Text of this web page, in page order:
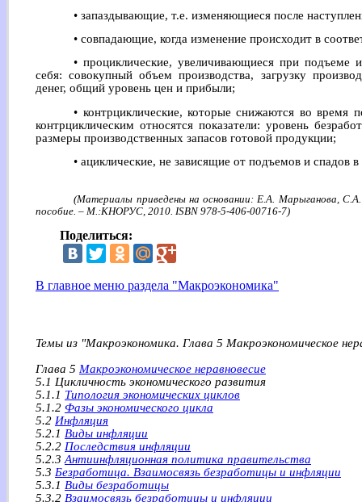
• запаздывающие, т.е. изменяющиеся после
• совпадающие, когда изменение происходит в
• проциклические, увеличивающиеся при
себя: совокупный объем производства, загрузку
денег, общий уровень цен и прибыли;
• контрциклические, которые снижаются во время
контрциклическим относятся показатели: уровень
размеры производственных запасов готовой продукции;
• ациклические, не зависящие от подъемов и спадов
(Материалы приведены на основании: Е.А. Марыганова,
пособие. – М.:КНОРУС, 2010. ISBN 978-5-406-00716-7)
Поделиться:
В главное меню раздела "Макроэкономика"
Темы из "Макроэкономика. Глава 5 Макроэкономическое
Глава 5 Макроэкономическое неравновесие
5.1 Цикличность экономического развития
5.1.1 Типология экономических циклов
5.1.2 Фазы экономического цикла
5.2 Инфляция
5.2.1 Виды инфляции
5.2.2 Последствия инфляции
5.2.3 Антиинфляционная политика правительства
5.3 Безработица. Взаимосвязь безработицы и инфляции
5.3.1 Виды безработицы
5.3.2 Взаимосвязь безработицы и инфляции